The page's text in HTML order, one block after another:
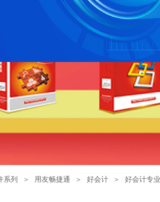
系列 ＞ 用友畅捷通 ＞ 好会计 ＞ 好会计专